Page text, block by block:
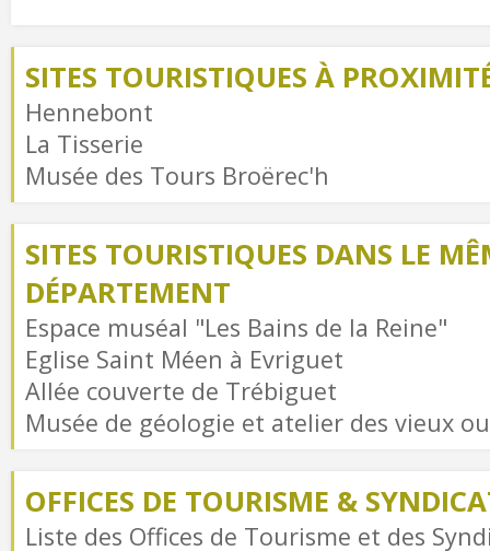
SITES TOURISTIQUES À
Hennebont
La Tisserie
Musée des Tours Broërec'h
SITES TOURISTIQUES DANS LE
DÉPARTEMENT
Espace muséal "Les Bains de la Reine"
Eglise Saint Méen à Evriguet
Allée couverte de Trébiguet
Musée de géologie et atelier des vieux
OFFICES DE TOURISME &
Liste des Offices de Tourisme et des